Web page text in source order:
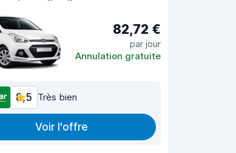
82,72 €
par jour
Annulation gratuite
8,5 Très bien
Voir l'offre